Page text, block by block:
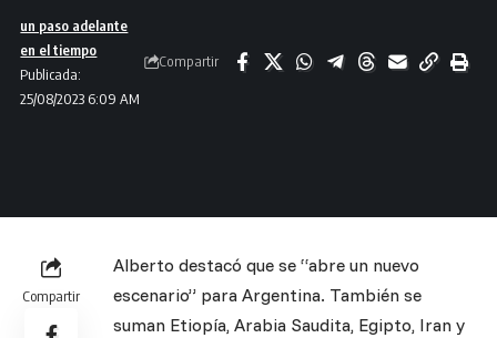
Publicada:
25/08/2023 6:09 AM
un paso adelante
en el tiempo
Compartir
Compartir
Alberto destacó que se “abre un nuevo
escenario” para Argentina. También se
suman Etiopía, Arabia Saudita, Egipto, Iran y